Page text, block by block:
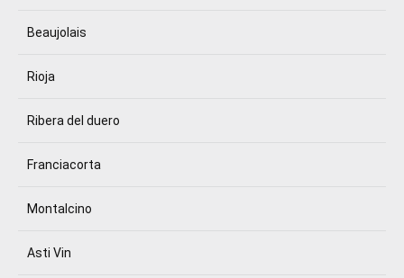
Beaujolais
Rioja
Ribera del duero
Franciacorta
Montalcino
Asti Vin